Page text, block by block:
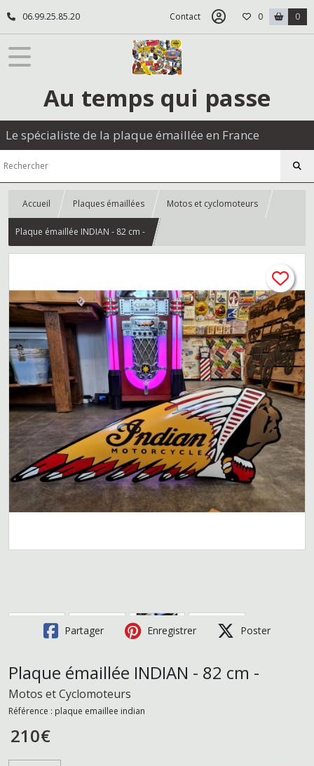
06.99.25.85.20 Contact 0 0
Au temps qui passe
Le spécialiste de la plaque émaillée en France
Accueil Plaques émaillées Motos et cyclomoteurs
Plaque émaillée INDIAN - 82 cm -
Partager Enregistrer Poster
Plaque émaillée INDIAN - 82 cm -
Motos et Cyclomoteurs
Référence : plaque emaillee indian
210€